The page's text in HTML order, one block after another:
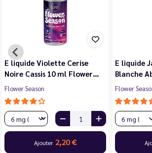
E liquide Violette Cerise
Noire Cassis 10 ml Flower…
Flower Season
Ajouter 2,20 €
E liquide
Blanche
Flower